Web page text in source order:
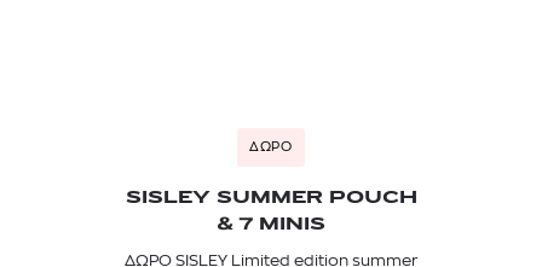
ΔΩΡΟ
SISLEY SUMMER POUCH
& 7 MINIS
ΔΩΡΟ SISLEY Limited edition summer